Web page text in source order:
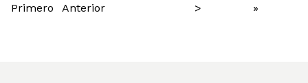
Paginación
página
Primero
anterior
Anterior
página
>
página
»